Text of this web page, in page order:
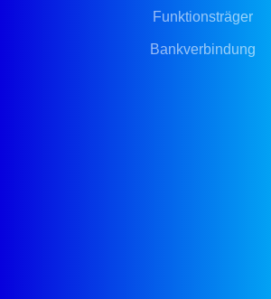
Funktionsträger
Bankverbindung